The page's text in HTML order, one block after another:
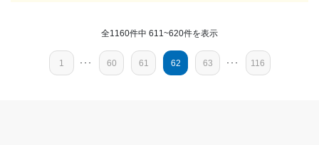
通年
1体1で自分をしっかり見てくださり、冬期講習などは集中し
て一教科をメインで強化してくださるので苦手な科目を固め
ることができました。
全1160件中 611~620件を表示
1 ･･･ 60 61 62 63 ･･･ 116